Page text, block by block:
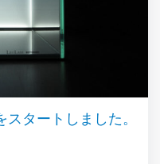
タートしました。